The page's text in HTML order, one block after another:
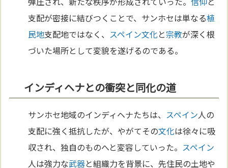
支配が密接に結びつくことで、サンホセは単なる植
民地支配地ではなく、 スペイン文化と宗教が深く根
づいた場所として変貌を遂げるのである。
インディヘナとの衝突と同化の道
サンホセ地域のインディヘナたちは、 スペイン人の
支配に強く抵抗したが、やがてその文化は徐々に吸
収され、独自のものへと変容していった。 スペイン
人は強力な武器と組織力を背景に、先住民の土地や